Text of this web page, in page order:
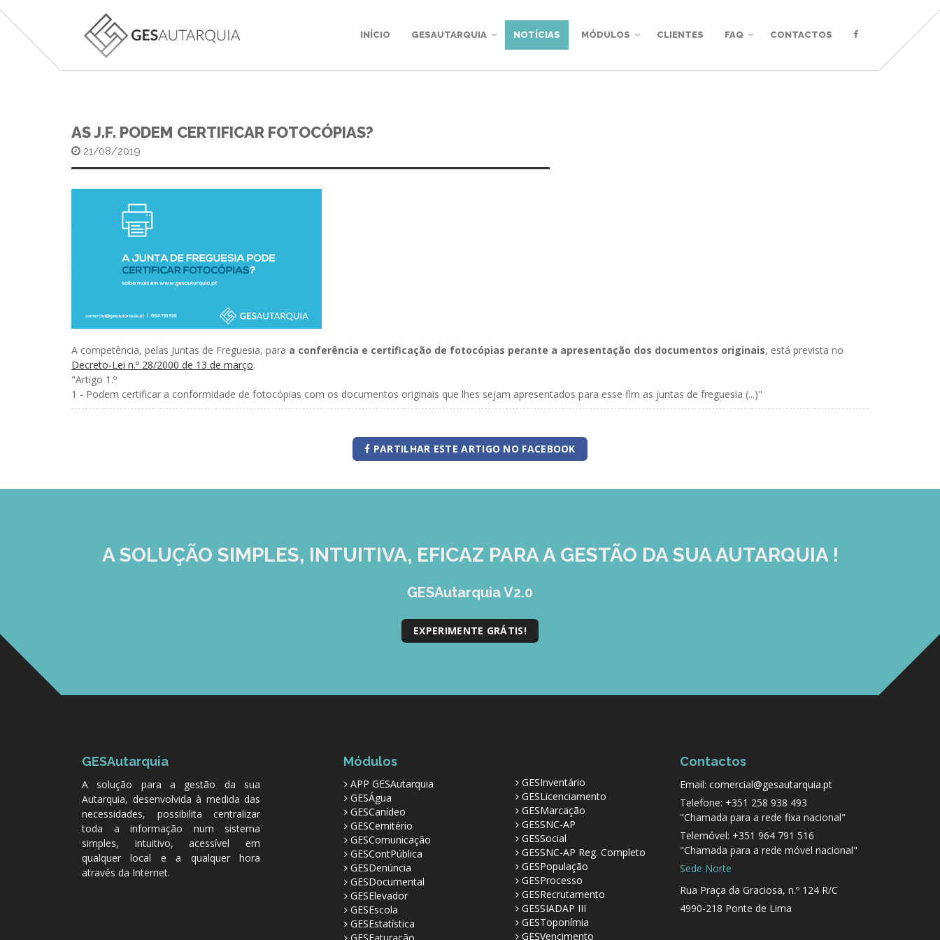
INÍCIO GESAUTARQUIA NOTÍCIAS MÓDULOS CLIENTES FAQ CONTACTOS
AS J.F. PODEM CERTIFICAR FOTOCÓPIAS?
21/08/2019
A competência, pelas Juntas de Freguesia, para a conferência e certificação de fotocópias perante a apresentação dos documentos originais, está prevista no
Decreto-Lei n.º 28/2000 de 13 de março.
"Artigo 1.º
1 - Podem certificar a conformidade de fotocópias com os documentos originais que lhes sejam apresentados para esse fim as juntas de freguesia (...)"
PARTILHAR ESTE ARTIGO NO FACEBOOK
A SOLUÇÃO SIMPLES, INTUITIVA, EFICAZ PARA A GESTÃO DA SUA AUTARQUIA !
GESAutarquia V2.0
EXPERIMENTE GRÁTIS!
GESAutarquia
A solução para a gestão da sua
Autarquia, desenvolvida à medida das
necessidades, possibilita centralizar
toda a informação num sistema
simples, intuitivo, acessível em
qualquer local e a qualquer hora
através da Internet.
Módulos
APP GESAutarquia
GESÁgua
GESCanídeo
GESCemitério
GESComunicação
GESContPública
GESDenúncia
GESDocumental
GESElevador
GESEscola
GESEstatística
GESInventário
GESLicenciamento
GESMarcação
GESSNC-AP
GESSocial
GESSNC-AP Reg. Completo
GESPopulação
GESProcesso
GESRecrutamento
GESSIADAP III
GESToponímia
GESVencimento
Contactos
Email: comercial@gesautarquia.pt
Telefone: +351 258 938 493
"Chamada para a rede fixa nacional"
Telemóvel: +351 964 791 516
"Chamada para a rede móvel nacional"
Sede Norte
Rua Praça da Graciosa, n.º 124 R/C
4990-218 Ponte de Lima